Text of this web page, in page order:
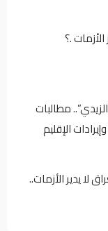
.؟
مطالبات
الإقليم
لا يدير الأزمات..